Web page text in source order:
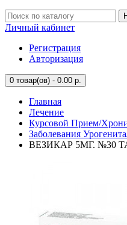
Личный кабинет
Регистрация
Авторизация
0 товар(ов) - 0.00 р.
Главная
Лечение
Курсовой Прием/
Заболевания
ВЕЗИКАР 5МГ. №30